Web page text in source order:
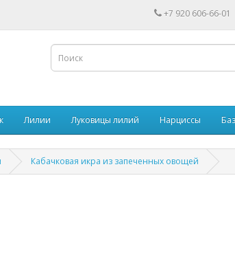
+7 920 606-66-01
Лилии Луковицы лилий Нарциссы
Кабачковая икра из запеченных овощей